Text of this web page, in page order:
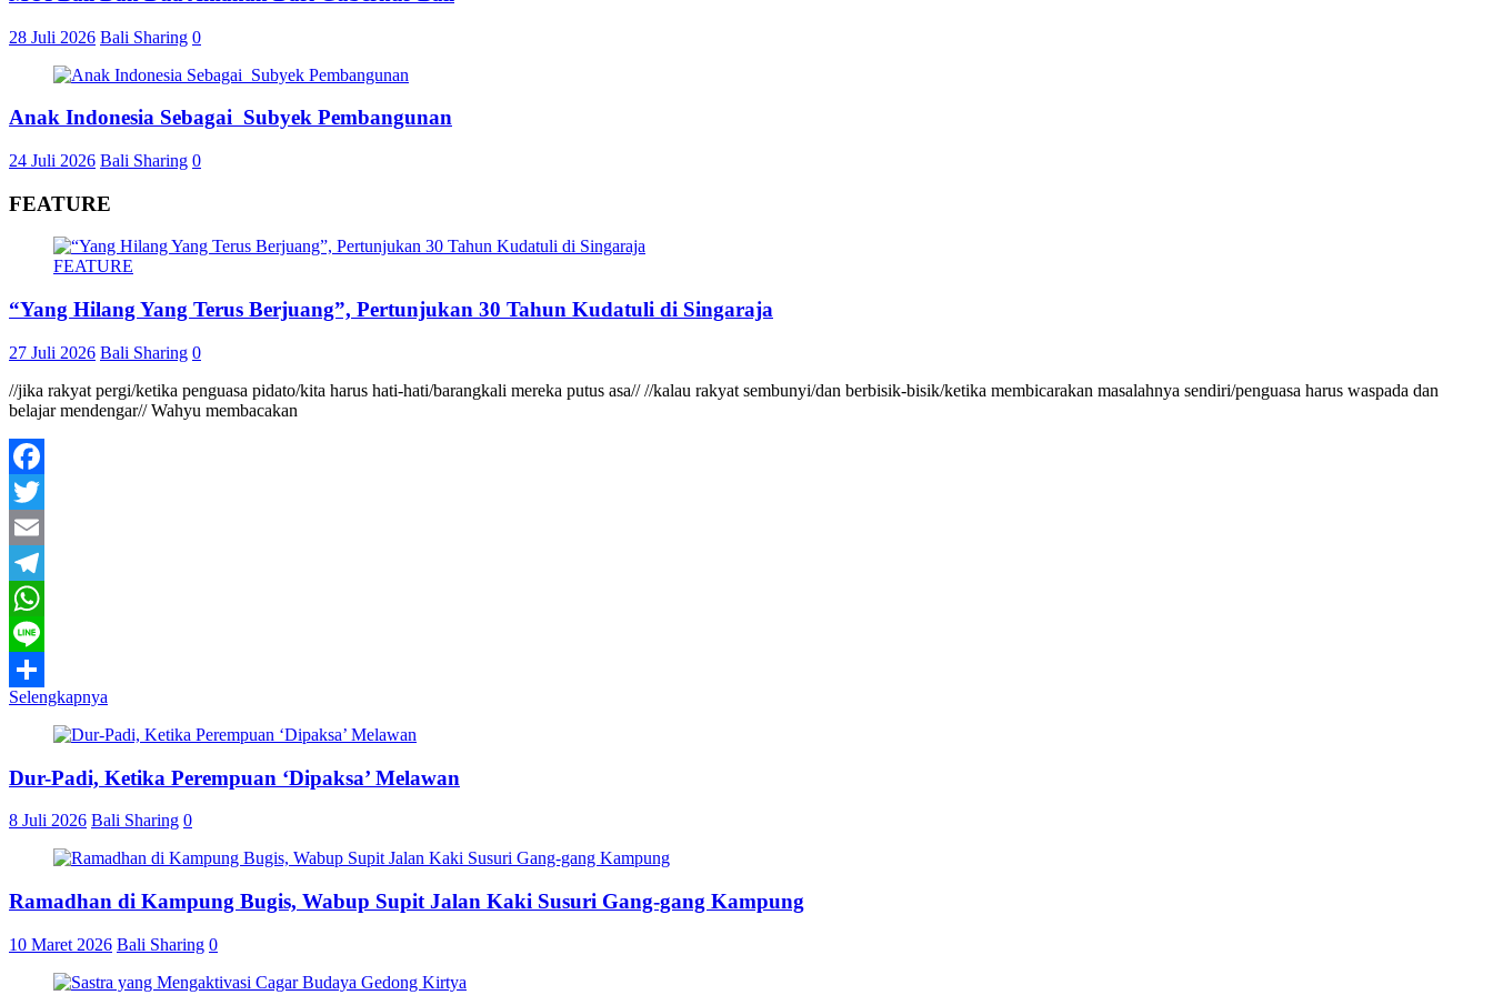
28 Juli 2026 Bali Sharing 0
Anak Indonesia Sebagai Subyek Pembangunan
24 Juli 2026 Bali Sharing 0
FEATURE
FEATURE
“Yang Hilang Yang Terus Berjuang”, Pertunjukan 30 Tahun Kudatuli di Singaraja
27 Juli 2026 Bali Sharing 0
//jika rakyat pergi/ketika penguasa pidato/kita harus hati-hati/barangkali mereka putus asa// //kalau rakyat sembunyi/dan berbisik-bisik/ketika membicarakan masalahnya sendiri/penguasa harus waspada dan
belajar mendengar// Wahyu membacakan
Facebook
Twitter
Email
Telegram
WhatsApp
Line
Share
Selengkapnya
Dur-Padi, Ketika Perempuan ‘Dipaksa’ Melawan
8 Juli 2026 Bali Sharing 0
Ramadhan di Kampung Bugis, Wabup Supit Jalan Kaki Susuri Gang-gang Kampung
10 Maret 2026 Bali Sharing 0